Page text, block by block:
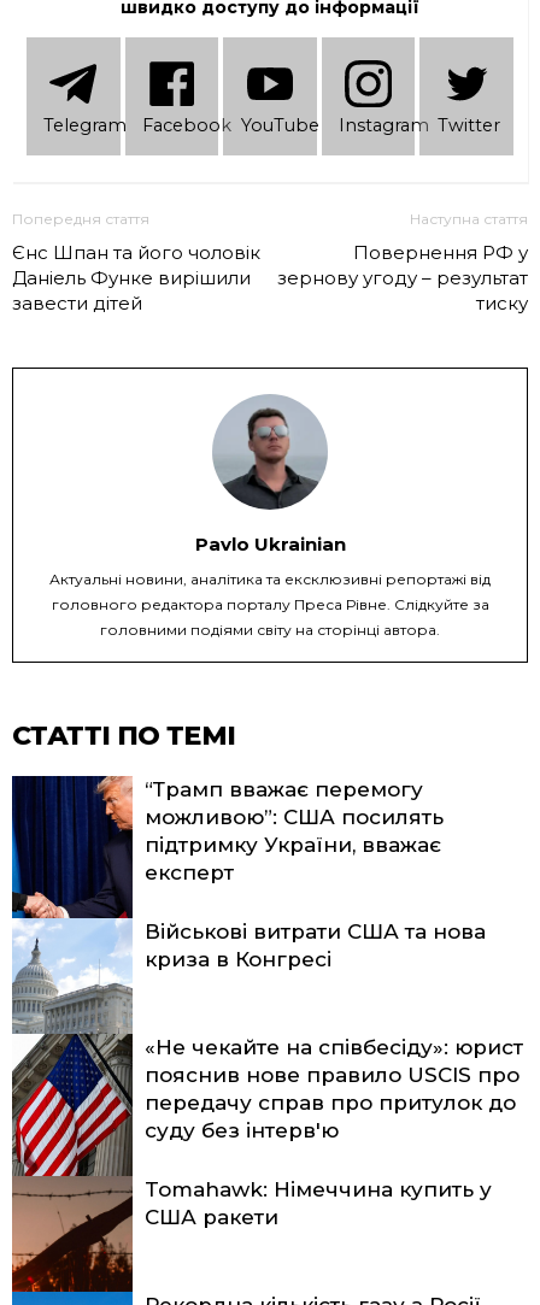
швидко доступу до інформації
Telеgram Facebook YouTube Instagram Twitter
Попередня стаття
Єнс Шпан та його чоловік
Даніель Функе вирішили
завести дітей
Наступна стаття
Повернення РФ у
зернову угоду – результат
тиску
Pavlo Ukrainian
Актуальні новини, аналітика та ексклюзивні репортажі від
головного редактора порталу Преса Рівне. Слідкуйте за
головними подіями світу на сторінці автора.
СТАТТІ ПО ТЕМІ
“Трамп вважає перемогу
можливою”: США посилять
підтримку України, вважає
експерт
Військові витрати США та нова
криза в Конгресі
«Не чекайте на співбесіду»: юрист
пояснив нове правило USCIS про
передачу справ про притулок до
суду без інтерв'ю
Tomahawk: Німеччина купить у
США ракети